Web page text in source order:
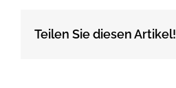
Teilen Sie diesen Artikel!